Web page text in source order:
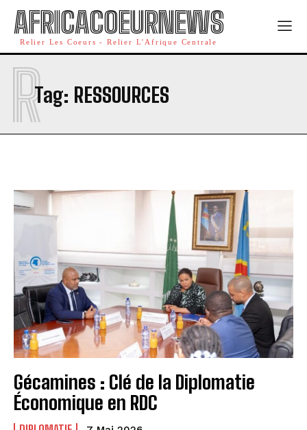
AFRICACOEURNEWS
Relier Les Coeurs - Relier L'Afrique Centrale
Tag: RESSOURCES
R
Gécamines : Clé de la Diplomatie
Économique en RDC